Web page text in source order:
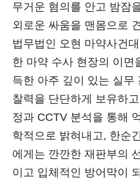
무거운 혐의를 안고 밤잠
외로운 싸움을 맨몸으로
법무법인 오현 마약사건
한 마약 수사 현장의 이면
득한 아주 깊이 있는 실무
찰력을 단단하게 보유하
정과 CCTV 분석을 통해
학적으로 밝혀내고, 한순
에게는 깐깐한 재판부의
이고 입체적인 방어막이